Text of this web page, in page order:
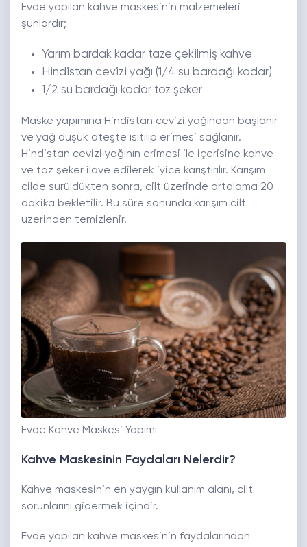
Evde yapılan kahve maskesinin malzemeleri
şunlardır;
Yarım bardak kadar taze çekilmiş kahve
Hindistan cevizi yağı (1/4 su bardağı kadar)
1/2 su bardağı kadar toz şeker
Maske yapımına Hindistan cevizi yağından başlanır
ve yağ düşük ateşte ısıtılıp erimesi sağlanır.
Hindistan cevizi yağının erimesi ile içerisine kahve
ve toz şeker ilave edilerek iyice karıştırılır. Karışım
cilde sürüldükten sonra, cilt üzerinde ortalama 20
dakika bekletilir. Bu süre sonunda karışım cilt
üzerinden temizlenir.
Evde Kahve Maskesi Yapımı
Kahve Maskesinin Faydaları Nelerdir?
Kahve maskesinin en yaygın kullanım alanı, cilt
sorunlarını gidermek içindir.
Evde yapılan kahve maskesinin faydalarından